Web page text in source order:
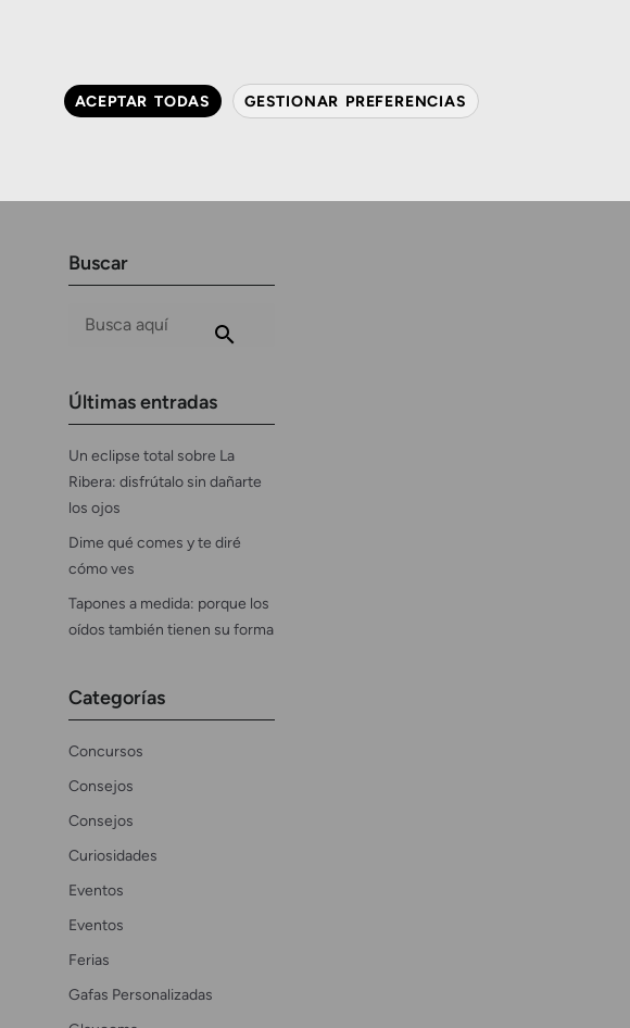
Contactología avanzada Audiología Gafas y mucho más
Buscar
Últimas entradas
Un eclipse total sobre La
Ribera: disfrútalo sin dañarte
los ojos
Dime qué comes y te diré
cómo ves
Tapones a medida: porque los
oídos también tienen su forma
Categorías
Concursos
Consejos
Consejos
Curiosidades
Eventos
Eventos
Ferias
Gafas Personalizadas
ACEPTAR TODAS GESTIONAR PREFERENCIAS